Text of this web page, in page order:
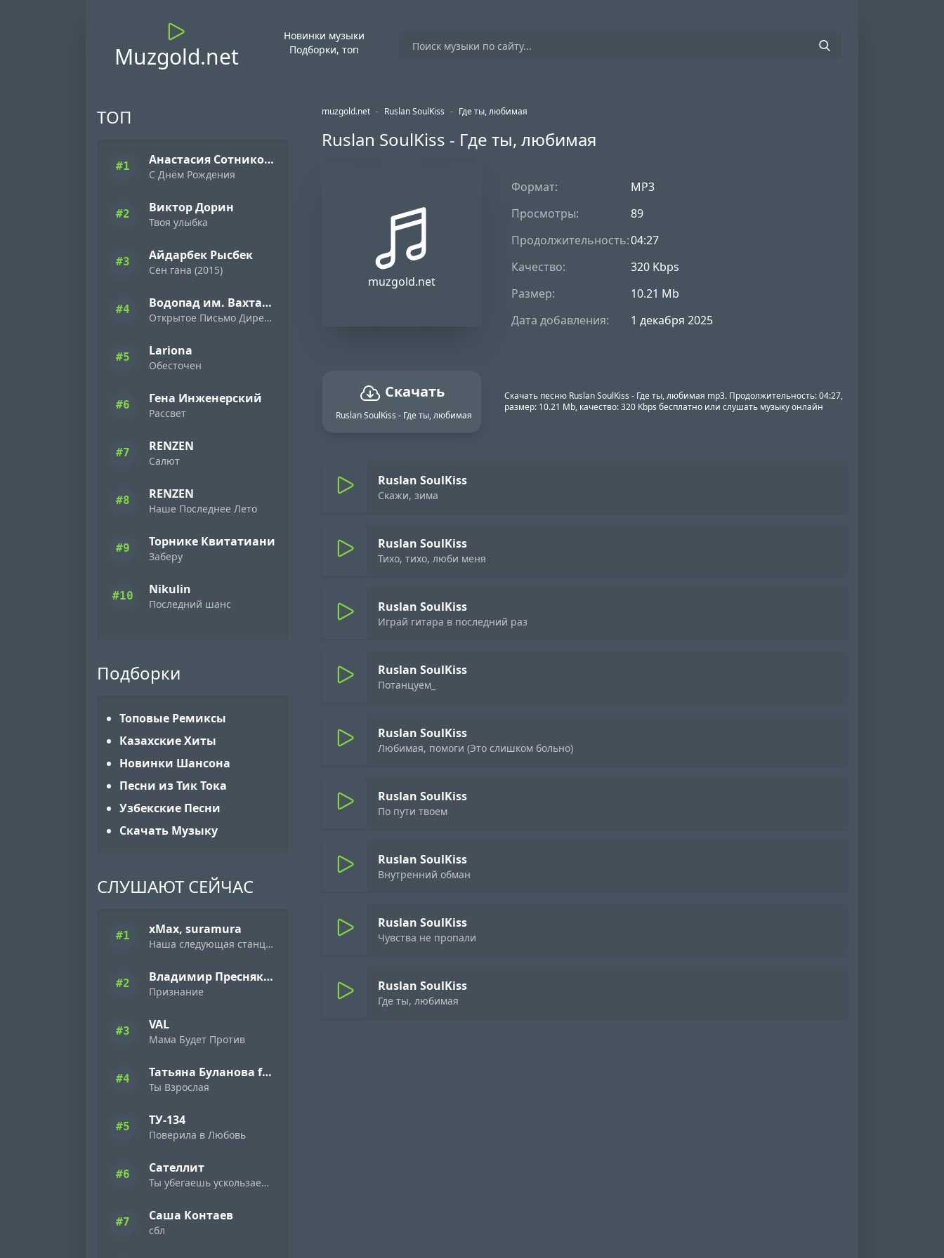
Muzgold.net
Новинки музыки
Подборки, топ
ТОП
#1 Анастасия Сотникова
С Днём Рождения
#2 Виктор Дорин
Твоя улыбка
#3 Айдарбек Рысбек
Сен гана (2015)
#4 Водопад им. Вахтанга Кикабидзе
Открытое Письмо Директору Фирмы «Ямаха» ( 1989 )
#5 Lariona
Обесточен
#6 Гена Инженерский
Рассвет
#7 RENZEN
Салют
#8 RENZEN
Наше Последнее Лето
#9 Торнике Квитатиани
Заберу
#10 Nikulin
Последний шанс
Подборки
Топовые Ремиксы
Казахские Хиты
Новинки Шансона
Песни из Тик Тока
Узбекские Песни
Скачать Музыку
СЛУШАЮТ СЕЙЧАС
#1 xMax, suramura
Наша следующая станция Новый год
#2 Владимир Пресняков
Признание
#3 VAL
Мама Будет Против
#4 Татьяна Буланова feat. Gonopolsky
Ты Взрослая
#5 ТУ-134
Поверила в Любовь
#6 Сателлит
Ты убегаешь ускользаешь безумная
#7 Саша Контаев
сбл
muzgold.net - Ruslan SoulKiss - Где ты, любимая
Ruslan SoulKiss - Где ты, любимая
muzgold.net
Формат:
MP3
Просмотры:
89
Продолжительность:04:27
Качество:
320 Kbps
Размер:
10.21 Mb
Дата добавления:
1 декабря 2025
Скачать
Ruslan SoulKiss - Где ты, любимая
Скачать песню Ruslan SoulKiss - Где ты, любимая mp3. Продолжительность: 04:27,
размер: 10.21 Mb, качество: 320 Kbps бесплатно или слушать музыку онлайн
Ruslan SoulKiss
Скажи, зима
Ruslan SoulKiss
Тихо, тихо, люби меня
Ruslan SoulKiss
Играй гитара в последний раз
Ruslan SoulKiss
Потанцуем_
Ruslan SoulKiss
Любимая, помоги (Это слишком больно)
Ruslan SoulKiss
По пути твоем
Ruslan SoulKiss
Внутренний обман
Ruslan SoulKiss
Чувства не пропали
Ruslan SoulKiss
Где ты, любимая